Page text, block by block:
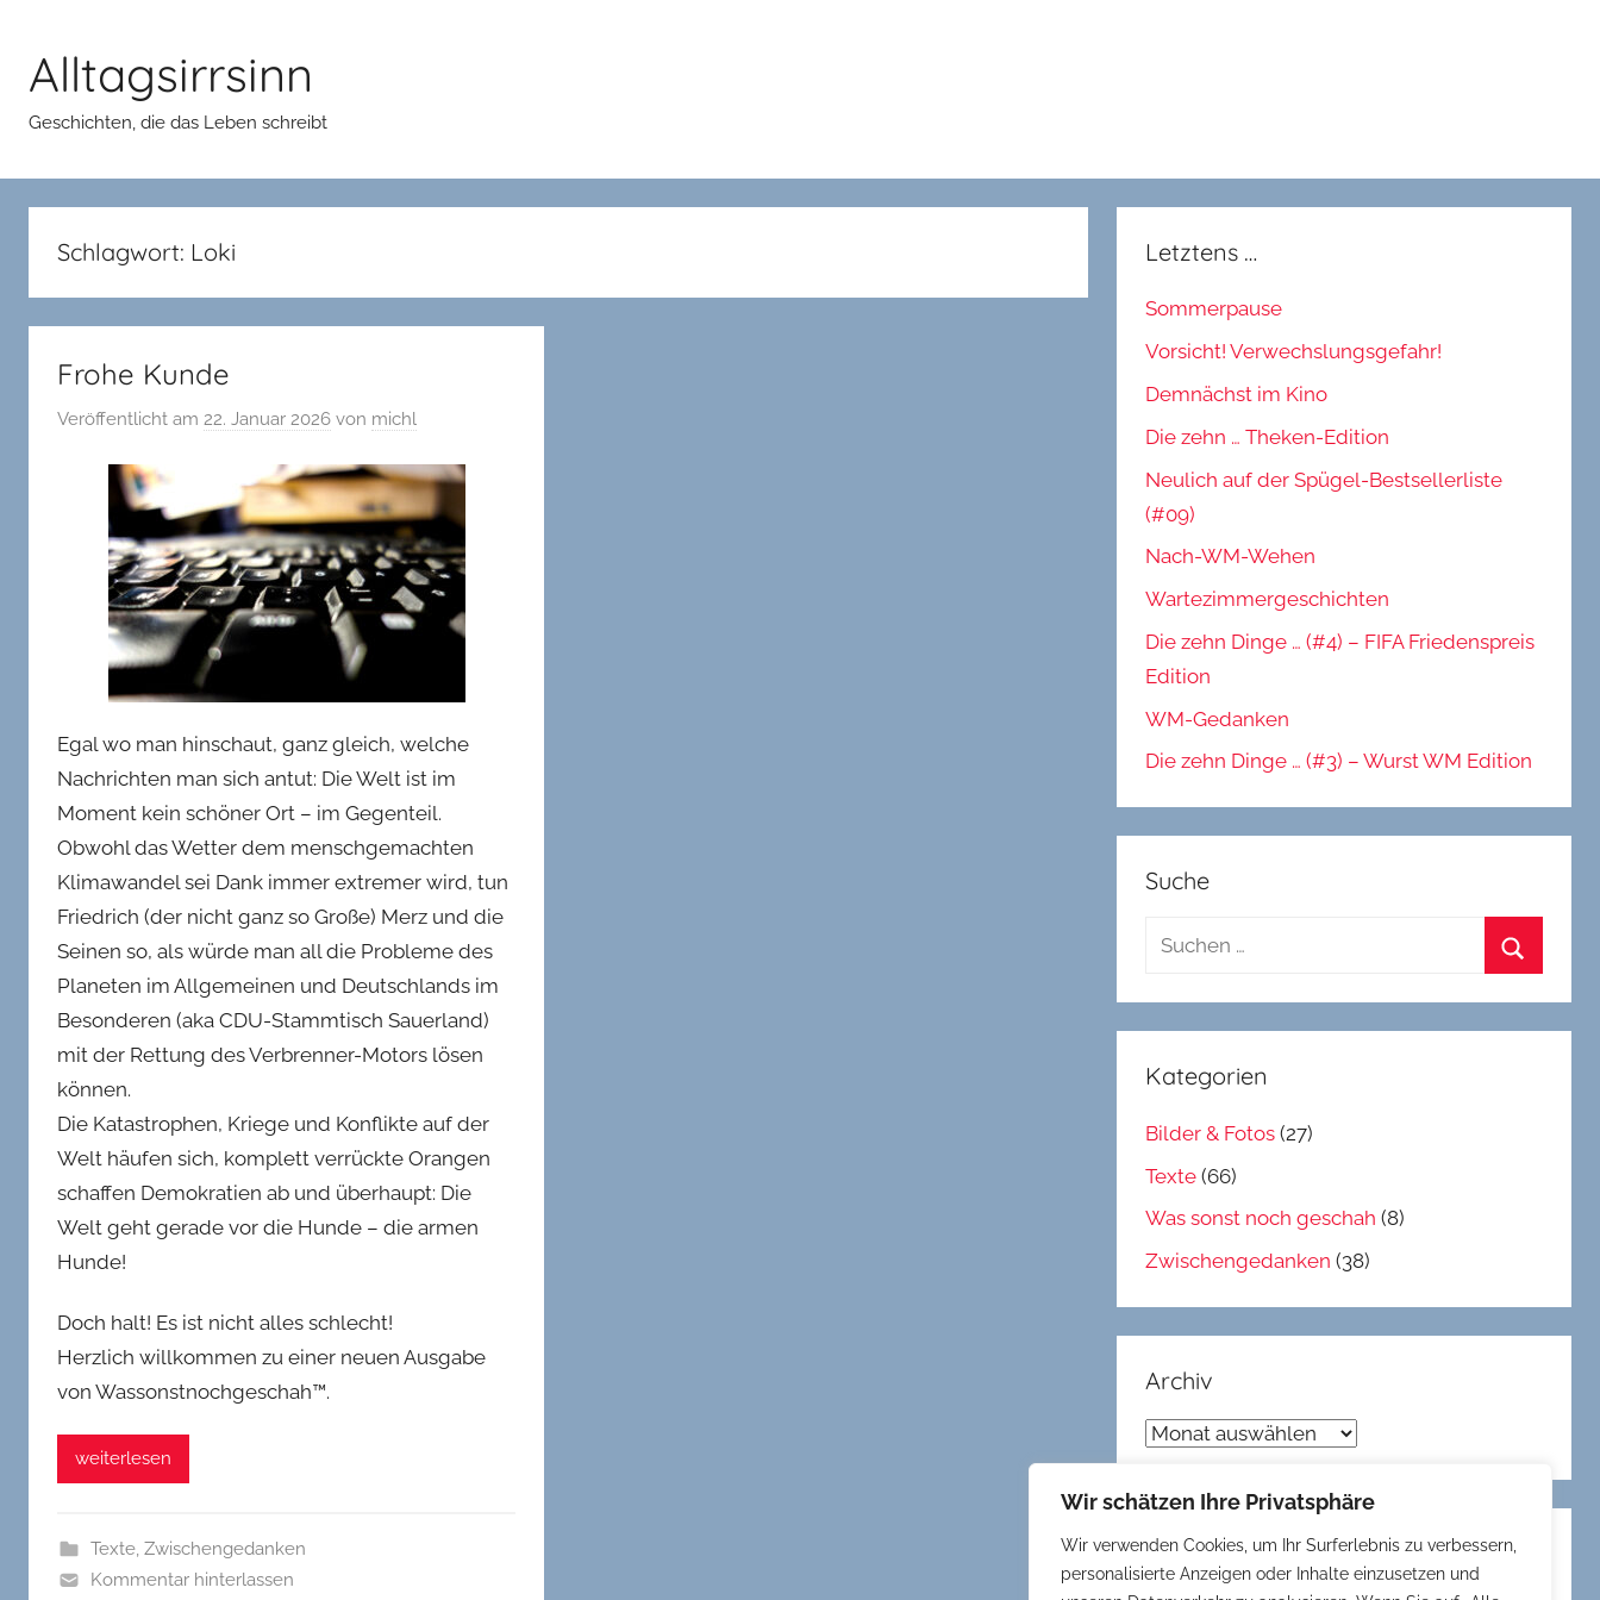
Wir schätzen Ihre Privatsphäre
Wir verwenden Cookies, um Ihr Surferlebnis zu verbessern,
personalisierte Anzeigen oder Inhalte einzusetzen und
springen
Alltagsirrsinn
Geschichten, die das Leben schreibt
Schlagwort: Loki
Frohe Kunde
Veröffentlicht am 22. Januar 2026 von michl
Egal wo man hinschaut, ganz gleich, welche
Nachrichten man sich antut: Die Welt ist im
Moment kein schöner Ort – im Gegenteil.
Obwohl das Wetter dem menschgemachten
Klimawandel sei Dank immer extremer wird, tun
Friedrich (der nicht ganz so Große) Merz und die
Seinen so, als würde man all die Probleme des
Planeten im Allgemeinen und Deutschlands im
Besonderen (aka CDU-Stammtisch Sauerland)
mit der Rettung des Verbrenner-Motors lösen
können.
Die Katastrophen, Kriege und Konflikte auf der
Welt häufen sich, komplett verrückte Orangen
schaffen Demokratien ab und überhaupt: Die
Welt geht gerade vor die Hunde – die armen
Hunde!
Doch halt! Es ist nicht alles schlecht!
Herzlich willkommen zu einer neuen Ausgabe
von Wassonstnochgeschah™.
weiterlesen
Texte, Zwischengedanken
Kommentar hinterlassen
Letztens …
Sommerpause
Vorsicht! Verwechslungsgefahr!
Demnächst im Kino
Die zehn … Theken-Edition
Neulich auf der Spügel-Bestsellerliste
(#09)
Nach-WM-Wehen
Wartezimmergeschichten
Die zehn Dinge … (#4) – FIFA Friedenspreis
Edition
WM-Gedanken
Die zehn Dinge … (#3) – Wurst WM Edition
Suche
Suchen
Kategorien
Bilder & Fotos (27)
Texte (66)
Was sonst noch geschah (8)
Zwischengedanken (38)
Archiv
Archiv
Gedöns